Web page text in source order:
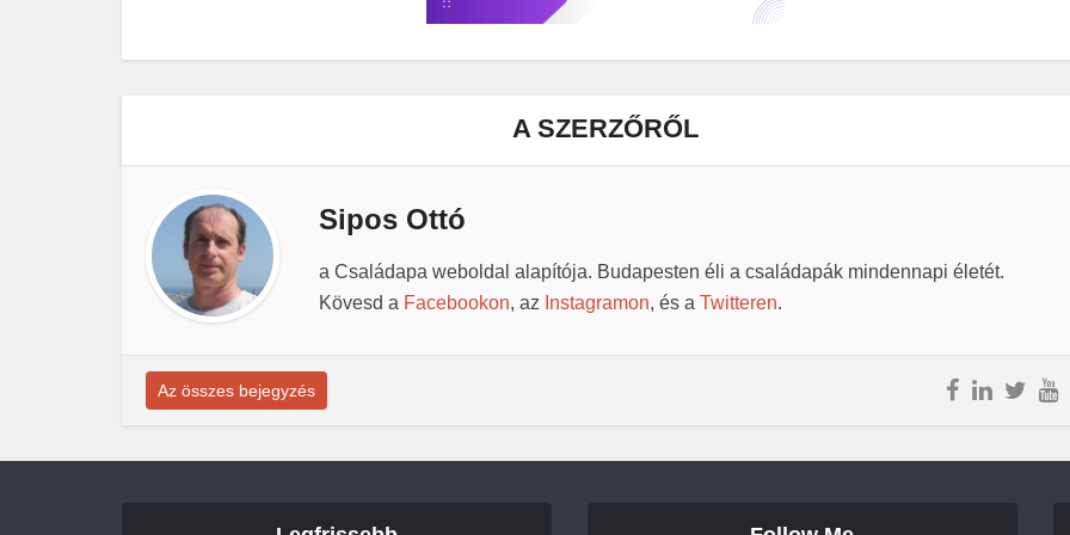
A SZERZŐRŐL
Sipos Ottó
a Családapa weboldal alapítója. Budapesten éli a családapák mindennapi életét.
Kövesd a Facebookon, az Instagramon, és a Twitteren.
Az összes bejegyzés